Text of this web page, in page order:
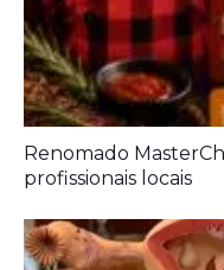
Renomado
profissionais locais